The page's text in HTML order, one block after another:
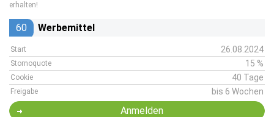
erhalten!
60 Werbemittel
Start 26.08.2024
Stornoquote 15 %
Cookie 40 Tage
Freigabe bis 6 Wochen
Anmelden